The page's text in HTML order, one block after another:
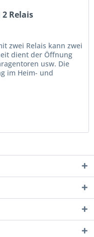
Relais
zwei Relais kann zwei
dient der Öffnung
usw. Die
im Heim- und